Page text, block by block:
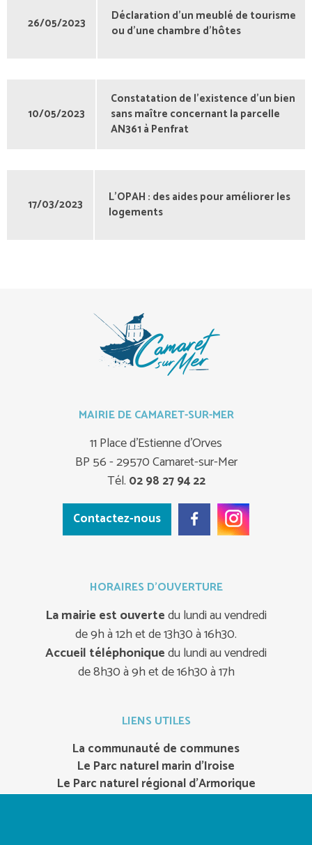
26/05/2023
Déclaration d’un meublé de tourisme
ou d’une chambre d’hôtes
10/05/2023
Constatation de l'existence d'un bien
sans maître concernant la parcelle
AN361 à Penfrat
17/03/2023
L’OPAH : des aides pour améliorer les
logements
MAIRIE DE CAMARET-SUR-MER
11 Place d'Estienne d'Orves
BP 56 - 29570 Camaret-sur-Mer
Tél. 02 98 27 94 22
Contactez-nous
HORAIRES D'OUVERTURE
La mairie est ouvertedu lundi au vendredi
de 9h à 12h et de 13h30 à 16h30.
Accueil téléphoniquedu lundi au vendredi
de 8h30 à 9h et de 16h30 à 17h
LIENS UTILES
La communauté de communes
Le Parc naturel marin d’Iroise
Le Parc naturel régional d’Armorique